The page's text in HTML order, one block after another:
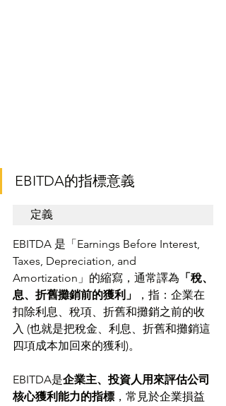
EBITDA的指標意義
定義
EBITDA 是「Earnings Before Interest,
Taxes, Depreciation, and
Amortization」的縮寫，通常譯為 「稅、
息、折舊攤銷前的獲利」
，指：企業在
扣除利息、稅項、折舊和攤銷之前的收
入 (也就是把稅金、利息、折舊和攤銷這
四項成本加回來的獲利)。
EBITDA是企業主、投資人用來評估公司
核心獲利能力的指標 ，常見於企業損益